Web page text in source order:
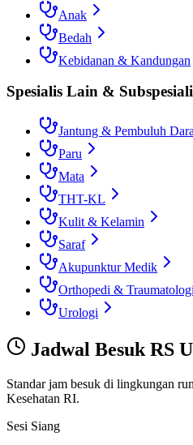
Anak
Bedah
Kebidanan & Kandungan
Spesialis Lain &
Jantung & Pembuluh
Paru
Mata
THT-KL
Kulit & Kelamin
Saraf
Akupunktur Medik
Orthopedi & Traumatologi
Urologi
Jadwal Besuk RS
Standar jam besuk di lingkungan
Kesehatan RI.
Sesi Siang